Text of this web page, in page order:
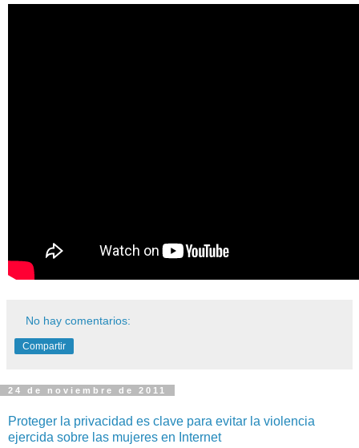
No hay comentarios:
Compartir
24 de noviembre de 2011
Proteger la privacidad es clave para evitar la violencia
ejercida sobre las mujeres en Internet